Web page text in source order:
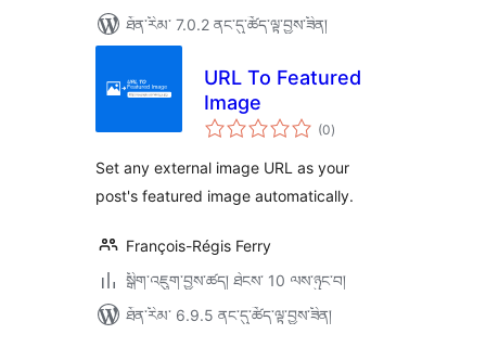
ཐོན་རིམ་ 7.0.2 ནང་དུ་ཚོད་ལྟ་བྱས་ཟིན།
URL To Featured
Image
(0གདེང་
འཇོག་
ཚང་།
)
Set any external image URL as your
post's featured image automatically.
François-Régis Ferry
སྒྲིག་འཇུག་བྱས་ཚད། ཐེངས་ 10 ལས་ཉུང་བ།
ཐོན་རིམ་ 6.9.5 ནང་དུ་ཚོད་ལྟ་བྱས་ཟིན།